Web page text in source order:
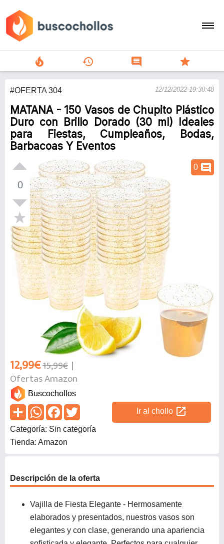
search
person
add
Menu
local_fire_department history comment star
#OFERTA 304 12/12/2022 19:30:48
MATANA - 150 Vasos de Chupito Plástico
Duro con Brillo Dorado (30 ml) Ideales
para Fiestas, Cumpleaños, Bodas,
Barbacoas Y Eventos
0
0 comment
12,99€15,99€
Ofertas Amazon
Buscochollos
Ir al chollo open_in_new
Categoría: Sin categoría
Tienda: Amazon
Descripción de la oferta
Vajilla de Fiesta Elegante - Hermosamente
elaborados y presentados, nuestros vasos son
elegantes y con clase, generando una apariencia